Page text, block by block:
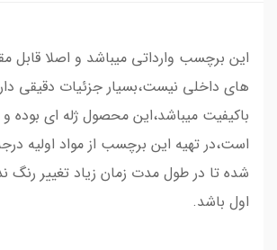
این برچسب وارداتی میباشد و اصلا قابل
های داخلی نیست،بسیار جزئیات دقیقی
باکیفیت میباشد،این محصول ژله ای بوده
است،در تهیه این برچسب از مواد اولیه
شده تا در طول مدت زمان زیاد تغییر رنگ
اول باشد.